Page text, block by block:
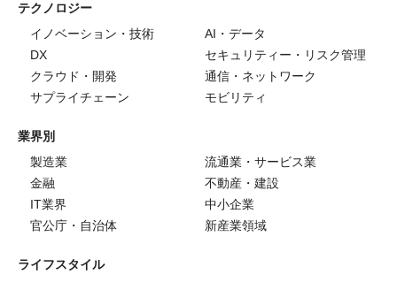
テクノロジー
イノベーション・技術
AI・データ
DX
セキュリティー・リスク管理
クラウド・開発
通信・ネットワーク
サプライチェーン
モビリティ
業界別
製造業
流通業・サービス業
金融
不動産・建設
IT業界
中小企業
官公庁・自治体
新産業領域
ライフスタイル